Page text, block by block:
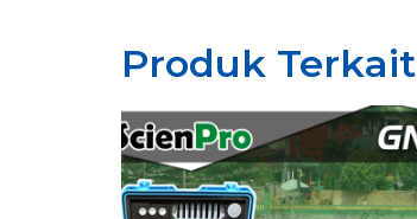
Produk Terkait